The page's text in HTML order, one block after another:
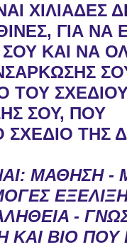
ΧΙΛΙΑΔΕΣ
ΓΙΑ ΝΑ
ΚΑΙ ΝΑ
ΤΟΥ
ΣΟΥ, ΠΟΥ
ΣΧΕΔΙΟ ΤΗΣ
ΜΑΘΗΣΗ -
-
ΚΑΙ ΒΙΟ